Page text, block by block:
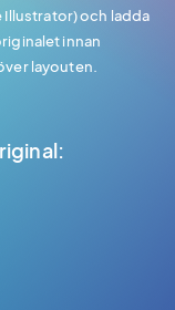
och ladda
innan
layouten.